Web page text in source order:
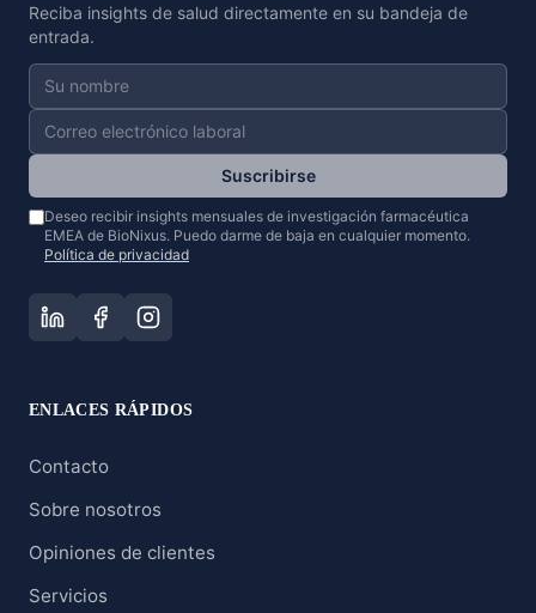
Reciba insights de salud directamente en su bandeja de
entrada.
Suscribirse
Deseo recibir insights mensuales de investigación farmacéutica
EMEA de BioNixus. Puedo darme de baja en cualquier momento.
Política de privacidad
ENLACES RÁPIDOS
Contacto
Sobre nosotros
Opiniones de clientes
Servicios